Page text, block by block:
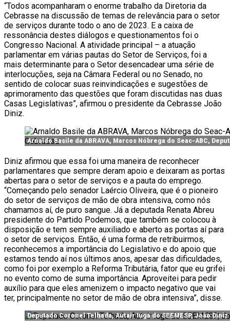
“Todos acompanharam o enorme trabalho da Diretoria da
Cebrasse na discussão de temas de relevância para o setor
de serviços durante todo o ano de 2023. E a caixa de
ressonância destes diálogos e questionamentos foi o
Congresso Nacional. A atividade principal – a atuação
parlamentar em várias pautas do Setor de Serviços, foi a
mais determinante para o Setor desencadear uma série de
interlocuções, seja na Câmara Federal ou no Senado, no
sentido de colocar suas reinvindicações e sugestões de
aprimoramento das questões que foram discutidas nas duas
Casas Legislativas”, afirmou o presidente da Cebrasse João
Diniz.
Arnaldo Basile da ABRAVA, Marcos Nóbrega do Seac-ABC,
Diniz afirmou que essa foi uma maneira de reconhecer
parlamentares que sempre deram apoio e deixaram as portas
abertas para o setor de serviços e a pauta do emprego.
“Começando pelo senador Laércio Oliveira, que é o pioneiro
do setor de serviços de mão de obra intensiva, como nós
chamamos aí, de puro sangue. Já a deputada Renata Abreu
presidente do Partido Podemos, que também se colocou à
disposição e tem sempre auxiliado e aberto as portas aí para
o setor de serviços. Então, é uma forma de retribuirmos,
reconhecemos a importância do Legislativo e do apoio que
estamos tendo aí nos últimos anos, apesar das dificuldades,
como foi por exemplo a Reforma Tributária, fator que eu grifei
no evento como de suma importância. Aproveitei para pedir
auxílio para que eles amenizem o impacto negativo que vai
ter, principalmente no setor de mão de obra intensiva”, disse.
Deputado Coronel Telhada, Autair Iuga do SEEMESP, João Diniz